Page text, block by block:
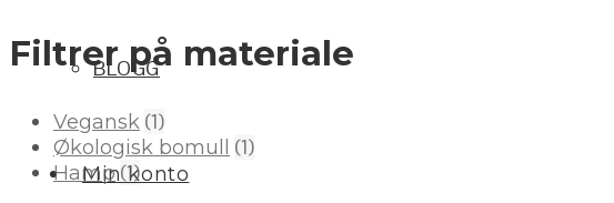
BLOGG
Min konto
Filtrer på materiale
Vegansk (1)
Økologisk bomull (1)
Hamp (1)